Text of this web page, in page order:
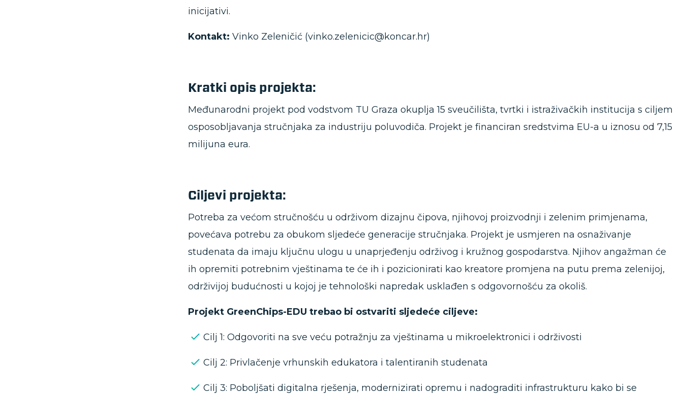
inicijativi.
Kontakt: Vinko Zeleničić (vinko.zelenicic@koncar.hr)
Kratki opis projekta:
Međunarodni projekt pod vodstvom TU Graza okuplja 15 sveučilišta, tvrtki i istraživačkih institucija s ciljem
osposobljavanja stručnjaka za industriju poluvodiča. Projekt je financiran sredstvima EU-a u iznosu od 7,15
milijuna eura.
Ciljevi projekta:
Potreba za većom stručnošću u održivom dizajnu čipova, njihovoj proizvodnji i zelenim primjenama,
povećava potrebu za obukom sljedeće generacije stručnjaka. Projekt je usmjeren na osnaživanje
studenata da imaju ključnu ulogu u unaprjeđenju održivog i kružnog gospodarstva. Njihov angažman će
ih opremiti potrebnim vještinama te će ih i pozicionirati kao kreatore promjena na putu prema zelenijoj,
održivijoj budućnosti u kojoj je tehnološki napredak usklađen s odgovornošću za okoliš.
Projekt GreenChips-EDU trebao bi ostvariti sljedeće ciljeve:
Cilj 1: Odgovoriti na sve veću potražnju za vještinama u mikroelektronici i održivosti
Cilj 2: Privlačenje vrhunskih edukatora i talentiranih studenata
Cilj 3: Poboljšati digitalna rješenja, modernizirati opremu i nadograditi infrastrukturu kako bi se